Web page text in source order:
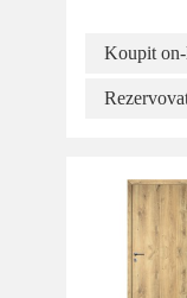
Koupit